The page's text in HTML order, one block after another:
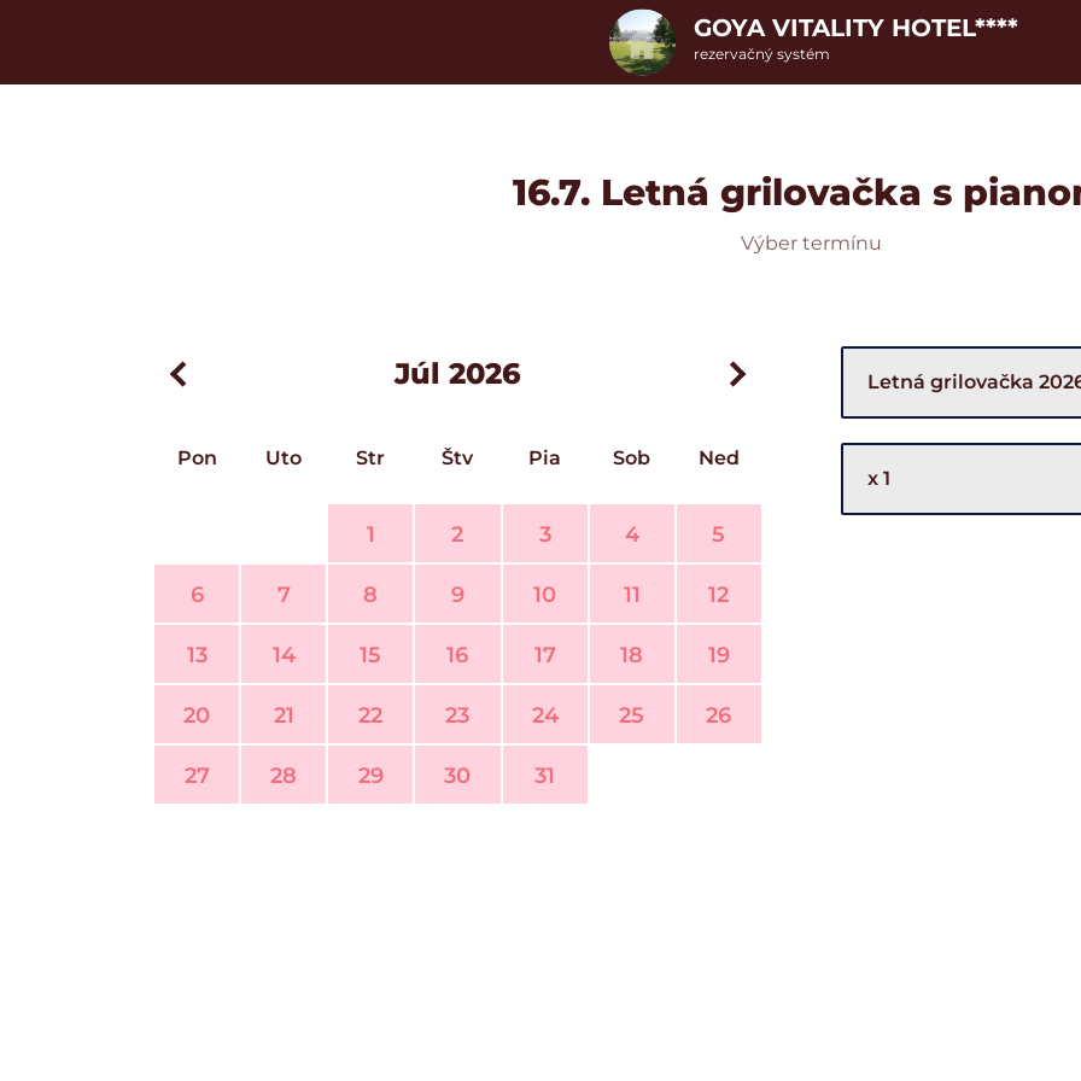
GOYA VITALITY HOTEL****
rezervačný systém
16.7. Letná grilovačka s
Výber termínu
Júl 2026
Pon Uto Str Štv Pia Sob Ned
1 2 3 4 5
6 7 8 9 10 11 12
13 14 15 16 17 18 19
20 21 22 23 24 25 26
27 28 29 30 31